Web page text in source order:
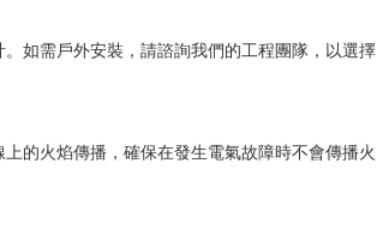
如需戶外安裝，請諮詢我們的工程團隊，以選擇
的火焰傳播，確保在發生電氣故障時不會傳播火